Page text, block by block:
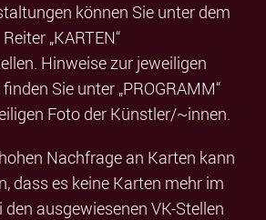
können Sie unter dem
Reiter „KARTEN“
Hinweise zur jeweiligen
Sie unter „PROGRAMM“
Foto der Künstler/~innen.
Nachfrage an Karten kann
dass es keine Karten mehr im
ausgewiesenen VK-Stellen